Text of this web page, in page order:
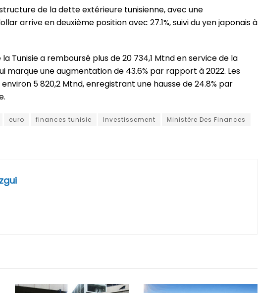
de la dette extérieure tunisienne, avec une
arrive en deuxième position avec 27.1%, suivi du yen japonais à
Tunisie a remboursé plus de 20 734,1 Mtnd en service de la
marque une augmentation de 43.6% par rapport à 2022. Les
5 820,2 Mtnd, enregistrant une hausse de 24.8% par
euro finances tunisie Investissement
Ministère Des Finances